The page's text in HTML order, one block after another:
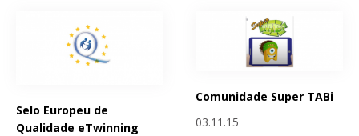
Selo Europeu de
Qualidade eTwinning
Comunidade Super TABi
03.11.15